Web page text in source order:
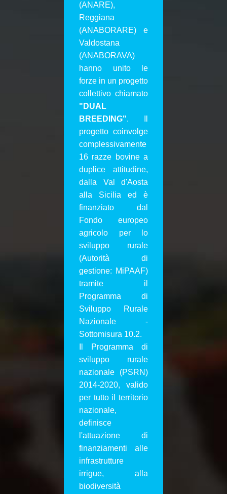
(ANARE),
Reggiana
(ANABORARE) e
Valdostana
(ANABORAVA)
hanno unito le
forze in un progetto
collettivo chiamato
"DUAL
BREEDING". Il
progetto coinvolge
complessivamente
16 razze bovine a
duplice attitudine,
dalla Val d'Aosta
alla Sicilia ed è
finanziato dal
Fondo europeo
agricolo per lo
sviluppo rurale
(Autorità di
gestione: MiPAAF)
tramite il
Programma di
Sviluppo Rurale
Nazionale -
Sottomisura 10.2.
Il Programma di
sviluppo rurale
nazionale (PSRN)
2014-2020, valido
per tutto il territorio
nazionale,
definisce
l'attuazione di
finanziamenti alle
infrastrutture
irrigue, alla
biodiversità